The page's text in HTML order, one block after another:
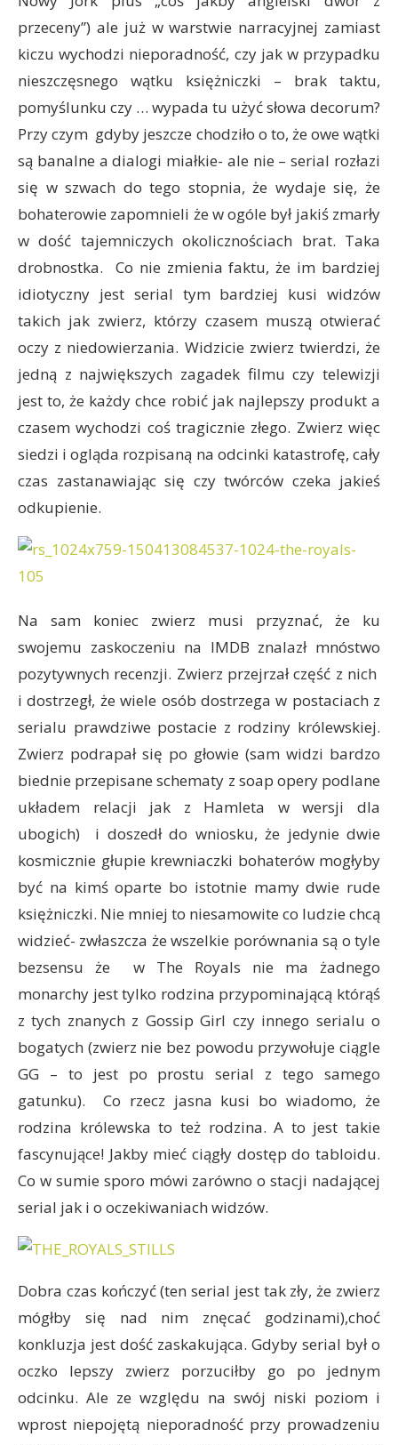
przeceny”) ale już w warstwie narracyjnej zamiast
kiczu wychodzi nieporadność, czy jak w przypadku
nieszczęsnego wątku księżniczki – brak taktu,
pomyślunku czy … wypada tu użyć słowa decorum?
Przy czym gdyby jeszcze chodziło o to, że owe wątki
są banalne a dialogi miałkie- ale nie – serial rozłazi
się w szwach do tego stopnia, że wydaje się, że
bohaterowie zapomnieli że w ogóle był jakiś zmarły
w dość tajemniczych okolicznościach brat. Taka
drobnostka. Co nie zmienia faktu, że im bardziej
idiotyczny jest serial tym bardziej kusi widzów
takich jak zwierz, którzy czasem muszą otwierać
oczy z niedowierzania. Widzicie zwierz twierdzi, że
jedną z największych zagadek filmu czy telewizji
jest to, że każdy chce robić jak najlepszy produkt a
czasem wychodzi coś tragicznie złego. Zwierz więc
siedzi i ogląda rozpisaną na odcinki katastrofę, cały
czas zastanawiając się czy twórców czeka jakieś
odkupienie.
Na sam koniec zwierz musi przyznać, że ku
swojemu zaskoczeniu na IMDB znalazł mnóstwo
pozytywnych recenzji. Zwierz przejrzał część z nich
i dostrzegł, że wiele osób dostrzega w postaciach z
serialu prawdziwe postacie z rodziny królewskiej.
Zwierz podrapał się po głowie (sam widzi bardzo
biednie przepisane schematy z soap opery podlane
układem relacji jak z Hamleta w wersji dla
ubogich) i doszedł do wniosku, że jedynie dwie
kosmicznie głupie krewniaczki bohaterów mogłyby
być na kimś oparte bo istotnie mamy dwie rude
księżniczki. Nie mniej to niesamowite co ludzie chcą
widzieć- zwłaszcza że wszelkie porównania są o tyle
bezsensu że w The Royals nie ma żadnego
monarchy jest tylko rodzina przypominającą którąś
z tych znanych z Gossip Girl czy innego serialu o
bogatych (zwierz nie bez powodu przywołuje ciągle
GG – to jest po prostu serial z tego samego
gatunku). Co rzecz jasna kusi bo wiadomo, że
rodzina królewska to też rodzina. A to jest takie
fascynujące! Jakby mieć ciągły dostęp do tabloidu.
Co w sumie sporo mówi zarówno o stacji nadającej
serial jak i o oczekiwaniach widzów.
Dobra czas kończyć (ten serial jest tak zły, że zwierz
mógłby się nad nim znęcać godzinami),choć
konkluzja jest dość zaskakująca. Gdyby serial był o
oczko lepszy zwierz porzuciłby go po jednym
odcinku. Ale ze względu na swój niski poziom i
wprost niepojętą nieporadność przy prowadzeniu